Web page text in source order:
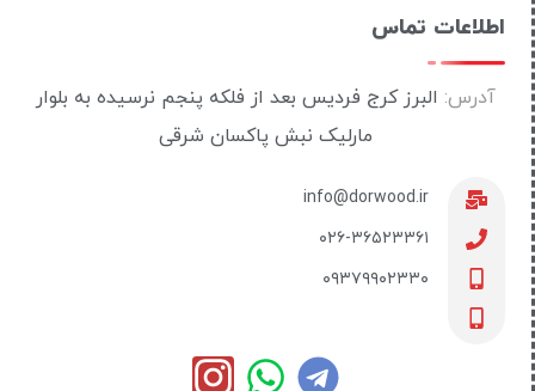
اطلاعات تماس
آدرس: البرز کرج فردیس بعد از فلکه پنجم نرسیده به بلوار
مارلیک نبش پاکسان شرقی
info@dorwood.ir
۰۲۶-۳۶۵۲۳۳۶۱
۰۹۳۷۹۹۰۲۳۳۰